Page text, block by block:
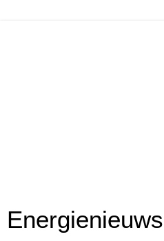
Energienieuws